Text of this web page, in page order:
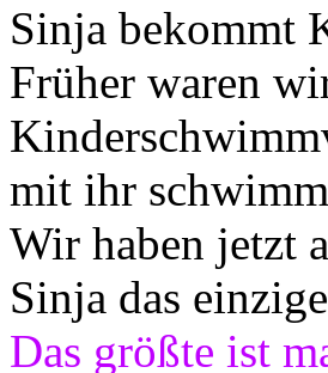
Sinja bekommt
Früher waren
mit ihr
Wir haben jetzt
Sinja das
Das größte ist